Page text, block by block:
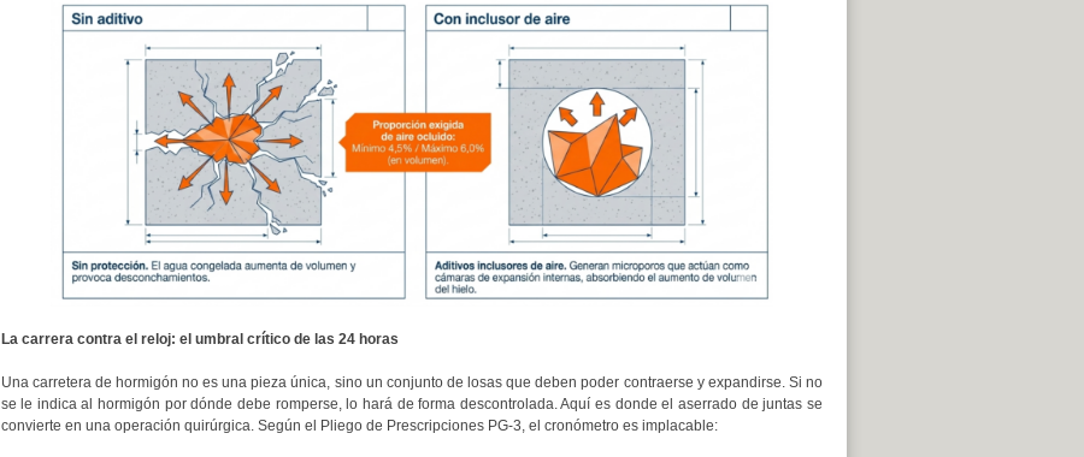
La carrera contra el reloj: el umbral crítico de las 24 horas
Una carretera de hormigón no es una pieza única, sino un conjunto de losas que deben poder contraerse y expandirse. Si no
se le indica al hormigón por dónde debe romperse, lo hará de forma descontrolada. Aquí es donde el aserrado de juntas se
convierte en una operación quirúrgica. Según el Pliego de Prescripciones PG-3, el cronómetro es implacable: